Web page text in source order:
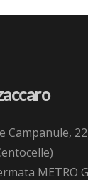
Campanule, 22
METRO